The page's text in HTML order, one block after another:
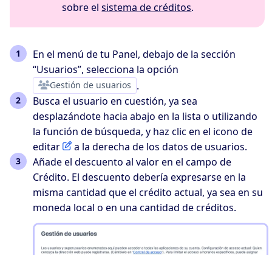
sobre elsistema de créditos.
En el menú de tu Panel, debajo de la sección
“Usuarios”, selecciona la opción
Gestión de usuarios .
Busca el usuario en cuestión, ya sea
desplazándote hacia abajo en la lista o utilizando
la función de búsqueda, y haz clic en el icono de
editar
a la derecha de los datos de usuarios.
Añade el descuento al valor en el campo de
Crédito. El descuento debería expresarse en la
misma cantidad que el crédito actual, ya sea en su
moneda local o en una cantidad de créditos.